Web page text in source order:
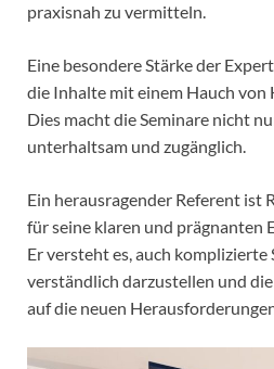
praxisnah zu vermitteln.
Eine besondere Stärke der
die Inhalte mit einem Hauch von
Dies macht die Seminare nicht
unterhaltsam und zugänglich.
Ein herausragender Referent ist
für seine klaren und prägnanten
Er versteht es, auch komplizierte
verständlich darzustellen und
auf die neuen